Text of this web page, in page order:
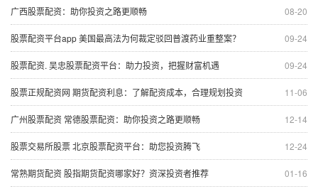
08-20
广西股票配资：助你投资之路更顺畅
09-24
股票配资平台app 美国最高法为何裁定驳回普渡药业重整案？
09-24
股票配资. 吴忠股票配资平台：助力投资，把握财富机遇
11-06
股票正规配资网 期货配资利息：了解配资成本，合理规划投资
12-14
广州股票配资 常德股票配资：助你投资之路更顺畅
12-24
股票交易所股票 北京股票配资平台：助您投资腾飞
01-16
常熟期货配资 股指期货配资哪家好？资深投资者推荐